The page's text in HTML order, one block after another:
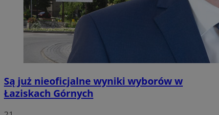
Są już nieoficjalne wyniki wyborów w
Łaziskach Górnych